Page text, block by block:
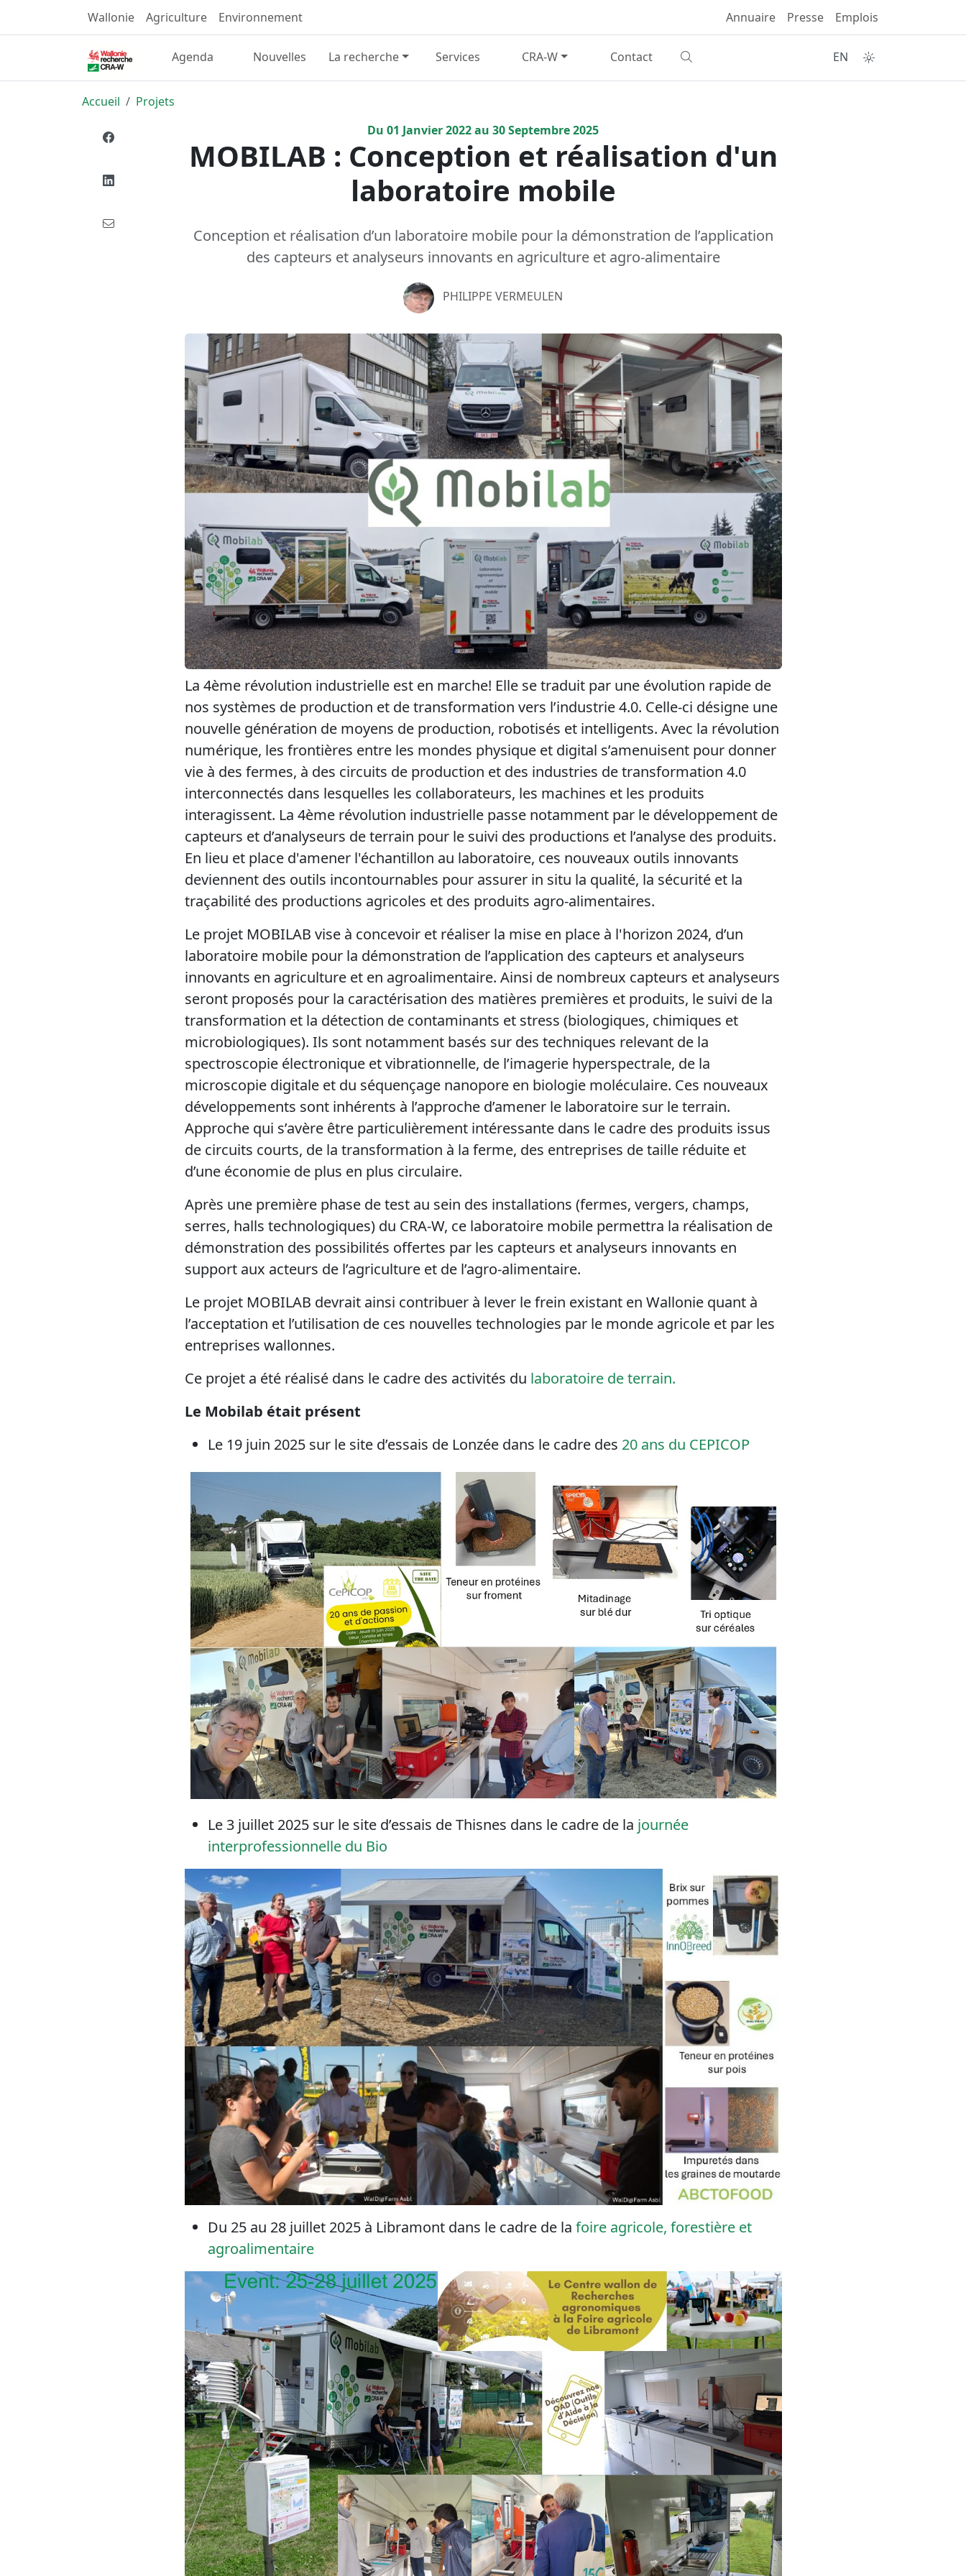
Wallonie Agriculture Environnement Annuaire Presse Emplois
Agenda Nouvelles La recherche Services CRA-W Contact EN
Accueil
Projets
Du 01 Janvier2022au 30Septembre2025
MOBILAB : Conception et réalisation d'un
laboratoire mobile
Conception et réalisation d’un laboratoire mobile pour la démonstration de l’application
des capteurs et analyseurs innovants en agriculture et agro-alimentaire
PHILIPPE VERMEULEN
La 4ème révolution industrielle est en marche! Elle se traduit par une évolution rapide de
nos systèmes de production et de transformation vers l’industrie 4.0. Celle-ci désigne une
nouvelle génération de moyens de production, robotisés et intelligents. Avec la révolution
numérique, les frontières entre les mondes physique et digital s’amenuisent pour donner
vie à des fermes, à des circuits de production et des industries de transformation 4.0
interconnectés dans lesquelles les collaborateurs, les machines et les produits
interagissent. La 4ème révolution industrielle passe notamment par le développement de
capteurs et d’analyseurs de terrain pour le suivi des productions et l’analyse des produits.
En lieu et place d'amener l'échantillon au laboratoire, ces nouveaux outils innovants
deviennent des outils incontournables pour assurer in situ la qualité, la sécurité et la
traçabilité des productions agricoles et des produits agro-alimentaires.
Le projet MOBILAB vise à concevoir et réaliser la mise en place à l'horizon 2024, d’un
laboratoire mobile pour la démonstration de l’application des capteurs et analyseurs
innovants en agriculture et en agroalimentaire. Ainsi de nombreux capteurs et analyseurs
seront proposés pour la caractérisation des matières premières et produits, le suivi de la
transformation et la détection de contaminants et stress (biologiques, chimiques et
microbiologiques). Ils sont notamment basés sur des techniques relevant de la
spectroscopie électronique et vibrationnelle, de l’imagerie hyperspectrale, de la
microscopie digitale et du séquençage nanopore en biologie moléculaire. Ces nouveaux
développements sont inhérents à l’approche d’amener le laboratoire sur le terrain.
Approche qui s’avère être particulièrement intéressante dans le cadre des produits issus
de circuits courts, de la transformation à la ferme, des entreprises de taille réduite et
d’une économie de plus en plus circulaire.
Après une première phase de test au sein des installations (fermes, vergers, champs,
serres, halls technologiques) du CRA-W, ce laboratoire mobile permettra la réalisation de
démonstration des possibilités offertes par les capteurs et analyseurs innovants en
support aux acteurs de l’agriculture et de l’agro-alimentaire.
Le projet MOBILAB devrait ainsi contribuer à lever le frein existant en Wallonie quant à
l’acceptation et l’utilisation de ces nouvelles technologies par le monde agricole et par les
entreprises wallonnes.
Ce projet a été réalisé dans le cadre des activités du laboratoire de terrain.
Le Mobilab était présent
Le 19 juin 2025 sur le site d’essais de Lonzée dans le cadre des 20 ans du CEPICOP
Le 3 juillet 2025 sur le site d’essais de Thisnes dans le cadre de la journée
interprofessionnelle du Bio
Du 25 au 28 juillet 2025 à Libramont dans le cadre de la foire agricole, forestière et
agroalimentaire